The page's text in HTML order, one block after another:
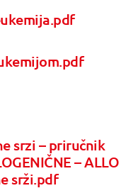
srzi – priručnik
– ALLO
srži.pdf